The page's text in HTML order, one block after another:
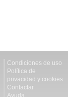
Condiciones de uso
Política de
privacidad y cookies
Contactar